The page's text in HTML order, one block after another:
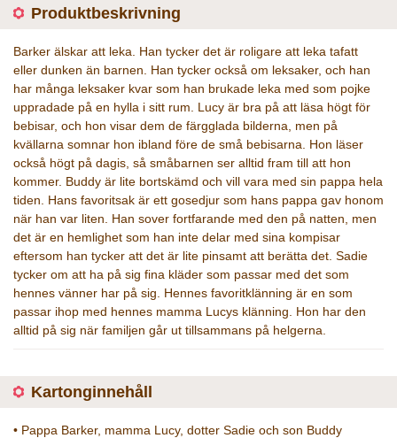
Produktbeskrivning
Barker älskar att leka. Han tycker det är roligare att leka tafatt
eller dunken än barnen. Han tycker också om leksaker, och han
har många leksaker kvar som han brukade leka med som pojke
uppradade på en hylla i sitt rum. Lucy är bra på att läsa högt för
bebisar, och hon visar dem de färgglada bilderna, men på
kvällarna somnar hon ibland före de små bebisarna. Hon läser
också högt på dagis, så småbarnen ser alltid fram till att hon
kommer. Buddy är lite bortskämd och vill vara med sin pappa hela
tiden. Hans favoritsak är ett gosedjur som hans pappa gav honom
när han var liten. Han sover fortfarande med den på natten, men
det är en hemlighet som han inte delar med sina kompisar
eftersom han tycker att det är lite pinsamt att berätta det. Sadie
tycker om att ha på sig fina kläder som passar med det som
hennes vänner har på sig. Hennes favoritklänning är en som
passar ihop med hennes mamma Lucys klänning. Hon har den
alltid på sig när familjen går ut tillsammans på helgerna.
Kartonginnehåll
• Pappa Barker, mamma Lucy, dotter Sadie och son Buddy